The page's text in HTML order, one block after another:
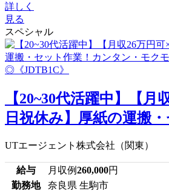
詳しく
見る
スペシャル
【20~30代活躍中】【月
日祝休み】厚紙の運搬
UTエージェント株式会社（関東）
給与 月収例260,000円
勤務地
奈良県 生駒市